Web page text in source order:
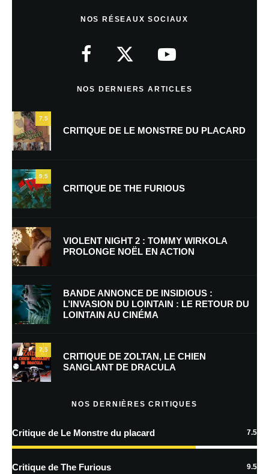
Nom*
E-mail *
Enregistrer mon nom, mon e-mail et mon site dans le navigateur pour
mon prochain commentaire.
Prévenez-moi de tous les nouveaux commentaires par e-mail.
Prévenez-moi de tous les nouveaux articles par e-mail.
En savoir
NOS RÉSEAUX SOCIAUX
NOS DERNIERS ARTICLES
7.5
CRITIQUE DE LE MONSTRE DU PLACARD
9.5
CRITIQUE DE THE FURIOUS
VIOLENT NIGHT 2 : TOMMY WIRKOLA
PROLONGE NOËL EN ACTION
BANDE ANNONCE DE INSIDIOUS :
L’INVASION DU LOINTAIN : LE RETOUR DU
LOINTAIN AU CINÉMA
7.5
CRITIQUE DE ZOLTAN, LE CHIEN
SANGLANT DE DRACULA
NOS DERNIÈRES CRITIQUES
Critique de Le Monstre du placard 7.5
Critique de The Furious 9.5